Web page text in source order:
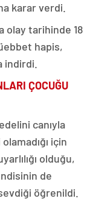
karar verdi.
olay tarihinde 18
hapis,
indirdi.
ÇOCUĞU
canıyla
için
olduğu,
de
öğrenildi.